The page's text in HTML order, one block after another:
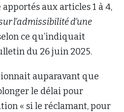
aux articles 1 à 4,
l’admissibilité d’une
ce qu’indiquait
du 26 juin 2025.
auparavant que
le délai pour
« si le réclamant, pour